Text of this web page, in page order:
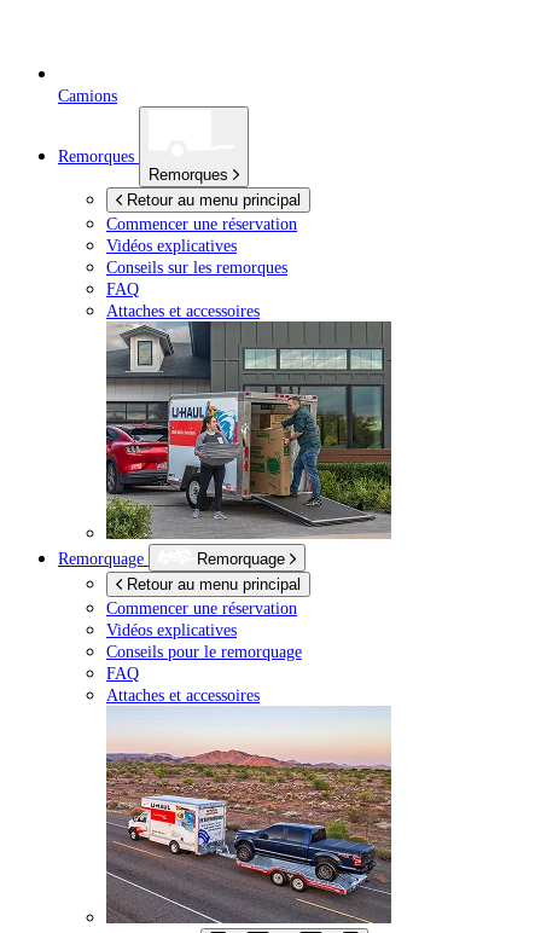
Camions
Remorques
Remorques
Retour au menu principal
Commencer une réservation
Vidéos explicatives
Conseils sur les remorques
FAQ
Attaches et accessoires
Remorquage
Remorquage
Retour au menu principal
Commencer une réservation
Vidéos explicatives
Conseils pour le remorquage
FAQ
Attaches et accessoires